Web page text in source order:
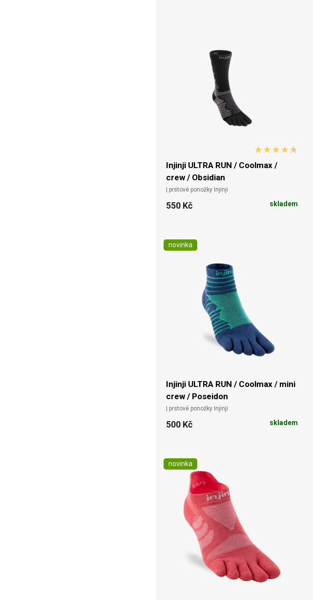
Injinji ULTRA RUN / Coolmax /
crew / Obsidian
| prstové ponožky Injinji
550 Kč skladem
novinka
Injinji ULTRA RUN / Coolmax / mini
crew / Poseidon
| prstové ponožky Injinji
500 Kč skladem
novinka